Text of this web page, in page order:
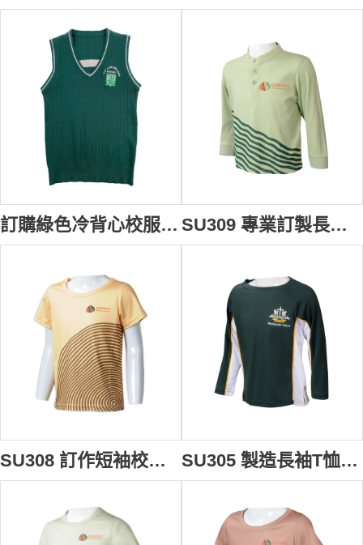
訂購綠色冷背心校服 訂做V領繡花LOGO 中小學校服 校服供應商 秋冬 校服 SU323 SU309 專業訂製長袖校服 個人設計立領polo恤校服 綠色印花logo 校服專營店 國際學校 預備班 幼兒園
SU308 訂作短袖校服熱升華T恤 自製黃色圓領印LOGO熱升華 校服供應商 HK 國際學校 預備班 SU305 製造長袖T恤校服 設計拼接刺繡LOGO校服 校服專門店 英國